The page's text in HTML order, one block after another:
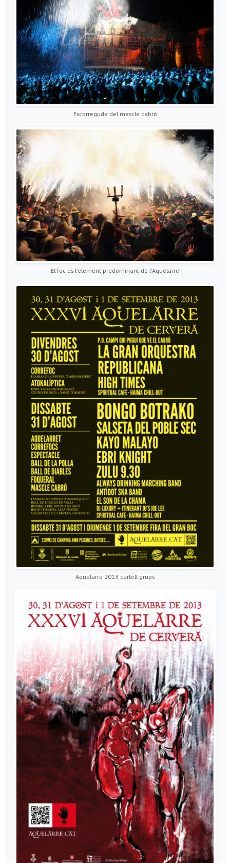
Escorreguda del mascle cabró
El foc és l'element predominant de l'Aquelarre
Aquelarre 2013 cartell grups